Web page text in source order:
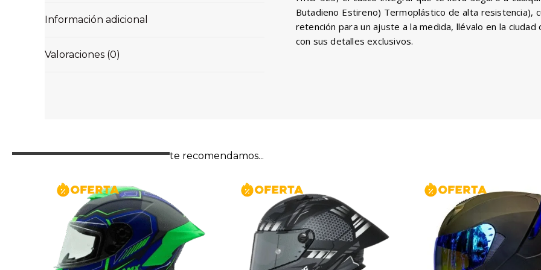
Información adicional
Valoraciones (0)
Butadieno Estireno) Termoplástico de alta resistencia),
retención para un ajuste a la medida, llévalo en la
con sus detalles exclusivos.
te recomendamos...